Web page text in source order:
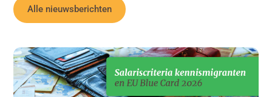
Alle nieuwsberichten